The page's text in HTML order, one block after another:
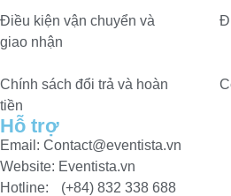
Điều kiện vận chuyển và
giao nhận
Chính sách đổi trả và hoàn
tiền
Hỗ trợ
Email: Contact@eventista.vn
Website: Eventista.vn
Hotline: (+84) 832 338 688